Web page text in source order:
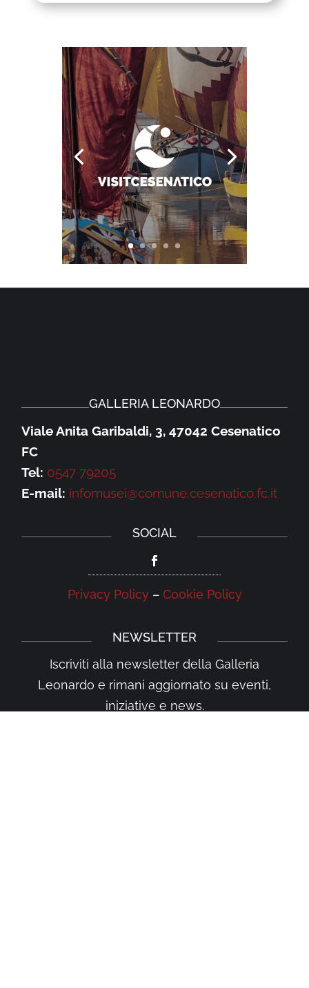
GALLERIA LEONARDO
Viale Anita Garibaldi, 3, 47042 Cesenatico
FC
Tel: 0547 79205
E-mail: infomusei@comune.cesenatico.fc.it
SOCIAL
Privacy Policy– Cookie Policy
NEWSLETTER
Iscriviti alla newsletter della Galleria
Leonardo e rimani aggiornato su eventi,
iniziative e news.